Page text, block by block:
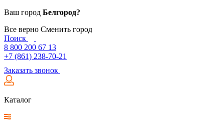
Ваш город Белгород?
Все верно Сменить город
Поиск
8 800 200 67 13
+7 (861) 238-70-21
Заказать звонок
Каталог